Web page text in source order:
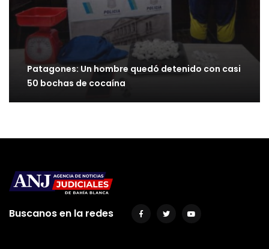
Patagones: Un hombre quedó detenido con casi
50 bochas de cocaína
Buscanos en la redes